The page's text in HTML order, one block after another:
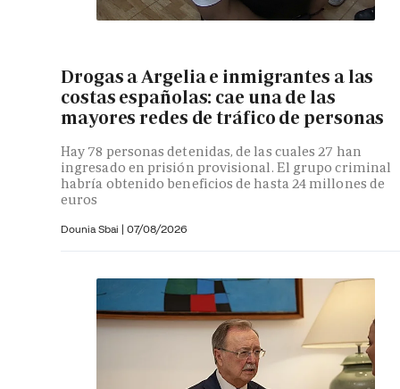
Drogas a Argelia e inmigrantes a las
costas españolas: cae una de las
mayores redes de tráfico de personas
Hay 78 personas detenidas, de las cuales 27 han
ingresado en prisión provisional. El grupo criminal
habría obtenido beneficios de hasta 24 millones de
euros
Dounia Sbai | 07/08/2026